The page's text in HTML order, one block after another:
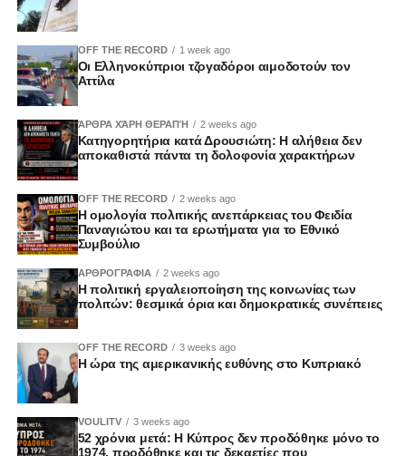
OFF THE RECORD 1 week ago
Οι Ελληνοκύπριοι τζογαδόροι αιμοδοτούν τον
Αττίλα
ΆΡΘΡΑ ΧΆΡΗ ΘΕΡΑΠΉ 2 weeks ago
Κατηγορητήρια κατά Δρουσιώτη: Η αλήθεια δεν
αποκαθιστά πάντα τη δολοφονία χαρακτήρων
OFF THE RECORD 2 weeks ago
Η ομολογία πολιτικής ανεπάρκειας του Φειδία
Παναγιώτου και τα ερωτήματα για το Εθνικό
Συμβούλιο
ΑΡΘΡΟΓΡΑΦΙΑ 2 weeks ago
Η πολιτική εργαλειοποίηση της κοινωνίας των
πολιτών: θεσμικά όρια και δημοκρατικές συνέπειες
OFF THE RECORD 3 weeks ago
Η ώρα της αμερικανικής ευθύνης στο Κυπριακό
VOULITV 3 weeks ago
52 χρόνια μετά: Η Κύπρος δεν προδόθηκε μόνο το
1974, προδόθηκε και τις δεκαετίες που